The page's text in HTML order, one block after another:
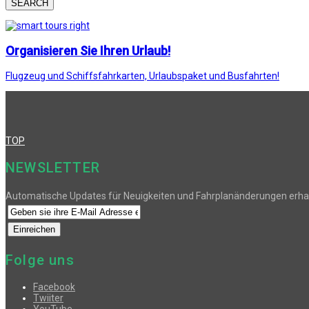
SEARCH
Organisieren Sie Ihren Urlaub!
Flugzeug und Schiffsfahrkarten, Urlaubspaket und Busfahrten!
TOP
NEWSLETTER
Automatische Updates für Neuigkeiten und Fahrplanänderungen
Folge uns
Facebook
Twiiter